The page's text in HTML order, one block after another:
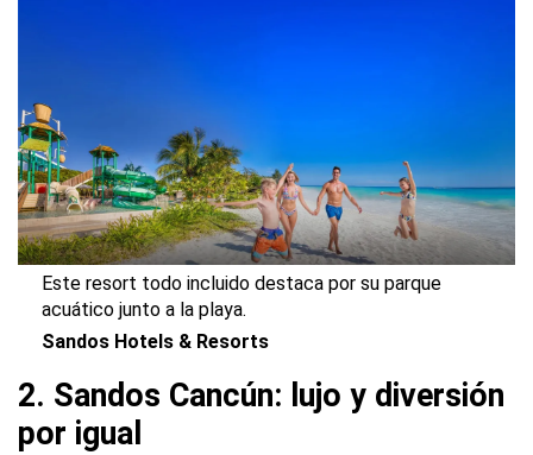
Este resort todo incluido destaca por su parque
acuático junto a la playa.
Sandos Hotels & Resorts
2. Sandos Cancún: lujo y diversión
por igual